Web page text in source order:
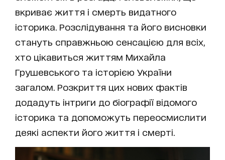
вкриває життя і смерть видатного
історика. Розслідування та його висновки
стануть справжньою сенсацією для всіх,
хто цікавиться життям Михайла
Грушевського та історією України
загалом. Розкриття цих нових фактів
додадуть інтриги до біографії відомого
історика та допоможуть переосмислити
деякі аспекти його життя і смерті.